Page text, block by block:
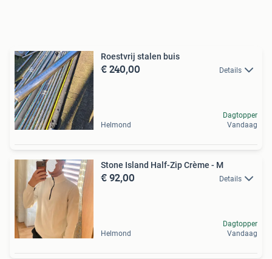
Roestvrij stalen buis
€ 240,00 Details
Helmond
Dagtopper
Vandaag
Stone Island Half-Zip Crème - M
€ 92,00 Details
Helmond
Dagtopper
Vandaag